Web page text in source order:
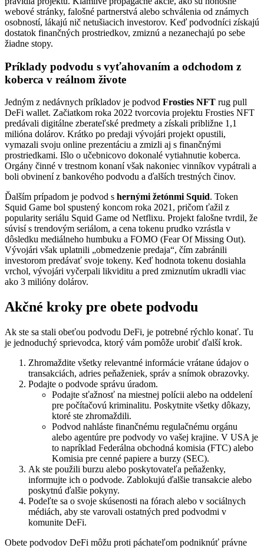
webové stránky, falošné partnerstvá alebo schválenia od známych
osobností, lákajú nič netušiacich investorov. Keď podvodníci získajú
dostatok finančných prostriedkov, zmiznú a nezanechajú po sebe
žiadne stopy.
Príklady podvodu s vyťahovaním a odchodom z
koberca v reálnom živote
Jedným z nedávnych príkladov je podvod Frosties NFT rug pull
DeFi wallet. Začiatkom roka 2022 tvorcovia projektu Frosties NFT
predávali digitálne zberateľské predmety a získali približne 1,1
milióna dolárov. Krátko po predaji vývojári projekt opustili,
vymazali svoju online prezentáciu a zmizli aj s finančnými
prostriedkami. Išlo o učebnicovo dokonalé vytiahnutie koberca.
Orgány činné v trestnom konaní však nakoniec vinníkov vypátrali a
boli obvinení z bankového podvodu a ďalších trestných činov.
Ďalším prípadom je podvod s hernými žetónmi Squid. Token
Squid Game bol spustený koncom roka 2021, pričom ťažil z
popularity seriálu Squid Game od Netflixu. Projekt falošne tvrdil, že
súvisí s trendovým seriálom, a cena tokenu prudko vzrástla v
dôsledku mediálneho humbuku a FOMO (Fear Of Missing Out).
Vývojári však uplatnili „obmedzenie predaja“, čím zabránili
investorom predávať svoje tokeny. Keď hodnota tokenu dosiahla
vrchol, vývojári vyčerpali likviditu a pred zmiznutím ukradli viac
ako 3 milióny dolárov.
Akčné kroky pre obete podvodu
Ak ste sa stali obeťou podvodu DeFi, je potrebné rýchlo konať. Tu
je jednoduchý sprievodca, ktorý vám pomôže urobiť ďalší krok.
Zhromaždite všetky relevantné informácie vrátane údajov o
transakciách, adries peňaženiek, správ a snímok obrazovky.
Podajte o podvode správu úradom.
Podajte sťažnosť na miestnej polícii alebo na oddelení
pre počítačovú kriminalitu. Poskytnite všetky dôkazy,
ktoré ste zhromaždili.
Podvod nahláste finančnému regulačnému orgánu
alebo agentúre pre podvody vo vašej krajine. V USA je
to napríklad Federálna obchodná komisia (FTC) alebo
Komisia pre cenné papiere a burzy (SEC).
Ak ste použili burzu alebo poskytovateľa peňaženky,
informujte ich o podvode. Zablokujú ďalšie transakcie alebo
poskytnú ďalšie pokyny.
Podeľte sa o svoje skúsenosti na fórach alebo v sociálnych
médiách, aby ste varovali ostatných pred podvodmi v
komunite DeFi.
Obete podvodov DeFi môžu proti páchateľom podniknúť právne